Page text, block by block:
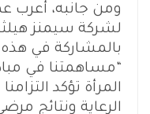
ومن جانبه، أعرب
لشركة سيمنز
بالمشاركة في هذه
“مساهمتنا في
المرأة تؤكد
الرعاية ونتائج